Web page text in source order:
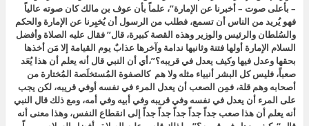
– بأعلى صوت – أخبرنا عن الإمارة”، علماً بأن عوف بن مالك كان صوته عالياً
فهو يُريد من الناس أن تسمع، فطلب من الرسول أن يُخبِرنا عن الإمارة والحكم
والسُلطان والرئيس والوزير وهذه القصة كبيرة، قال” فقال عليه الصلاة وأفضل
السلام الإمارة أولها فتنة وثانيها ندامة وآخرها عذابٌ يوم القيامة إلا مَن أخذها
بحقها وعدل فيها وكيف يعدل في قريبه؟”،أي أن النبي قال أنه يعلم أن هذا يُعَد
صعباً، فليس كل البشر أنبياء مثله ولا هم كالصفوة المُستخلَصة المُختارة من
أصحابه وهم قلة، فمِن الصعب أن يعدل المرء في نفسه أوفي قريبه، لكن يجب
على المرء أن يعدل في نفسه وفي قريبه وفي أبيه وفي أمه، ومع ذلك قال النبي
أنه يعلم أن هذا صعب جداً جداً جداً جداً جداً إلى انقطاع النفس، وهذا معنى أنه